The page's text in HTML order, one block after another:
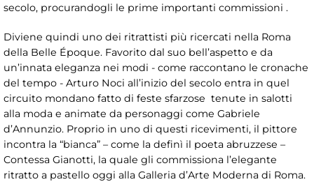
secolo, procurandogli le prime importanti commissioni .
Diviene quindi uno dei ritrattisti più ricercati nella Roma
della Belle Époque. Favorito dal suo bell’aspetto e da
un’innata eleganza nei modi - come raccontano le cronache
del tempo - Arturo Noci all’inizio del secolo entra in quel
circuito mondano fatto di feste sfarzose tenute in salotti
alla moda e animate da personaggi come Gabriele
d’Annunzio. Proprio in uno di questi ricevimenti, il pittore
incontra la “bianca” – come la definì il poeta abruzzese –
Contessa Gianotti, la quale gli commissiona l’elegante
ritratto a pastello oggi alla Galleria d’Arte Moderna di Roma.